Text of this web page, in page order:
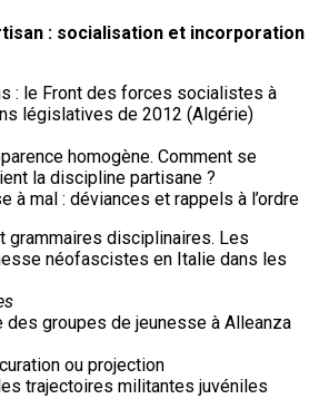
: socialisation et incorporation
: le Front des forces socialistes à
législatives de 2012 (Algérie)
homogène. Comment se
la discipline partisane ?
à mal : déviances et rappels à l’ordre
grammaires disciplinaires. Les
néofascistes en Italie dans les
groupes de jeunesse à Alleanza
ou projection
trajectoires militantes juvéniles